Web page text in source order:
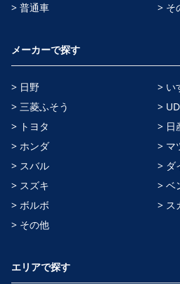
> 普通車
> そ
メーカーで探す
> 日野
> い
> 三菱ふそう
>
> トヨタ
> 日
> ホンダ
> マ
> スバル
> ダ
> スズキ
> ベ
> ボルボ
> ス
> その他
エリアで探す